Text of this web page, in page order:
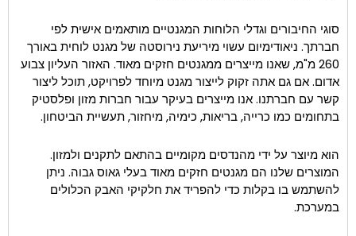
סוגי החיבורים וגדלי הלוחות המגנטיים מותאמים אישית לפי
חברתך. ניאודימיום עשוי מיריעת נירוסטה של מגנט לוחית באורך
260 מ"מ, שאנו מייצרים ממגנטים חזקים מאוד. האזור העליון צבוע
אדום. אם גם אתה זקוק לייצור מגנט מיוחד לפרויקט, תוכל ליצור
קשר עם חברתנו. אנו מייצרים בעיקר עבור חברות מזון ופלסטיק
בתחומים כמו כרייה, בריאות, כימיה, מיחזור, תעשיית הביטחון.
הוא מיוצר על ידי מהנדסים מקומיים בהתאם לתקנים ולמזון.
המוצרים שלנו הם מגנטים חזקים מאוד בעלי גאוס גבוה. ניתן
להשתמש בו בקלות כדי להפריד את חלקיקי האבק הכלולים
במערכת.